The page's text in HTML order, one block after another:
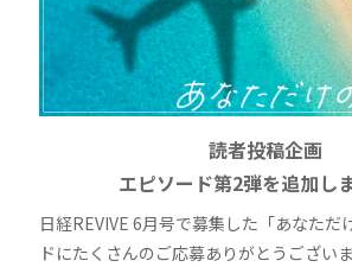
読者投稿企画
エピソード第2弾を追加し
日経REVIVE 6月号で募集した「あなただ
ドにたくさんのご応募ありがとうござい